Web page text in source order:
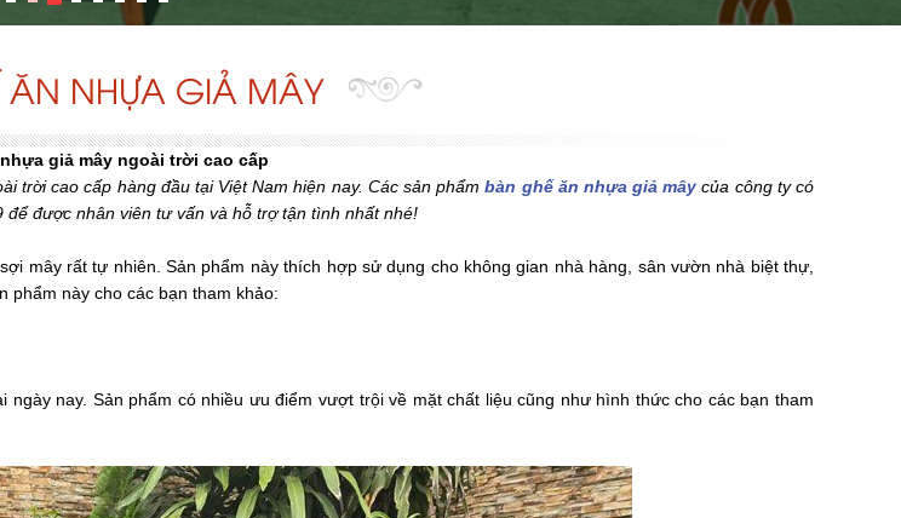
ĂN NHỰA GIẢ MÂY
giả mây ngoài trời cao cấp
trời cao cấp hàng đầu tại Việt Nam hiện nay. Các sản phẩmbàn ghế ăn nhựa giả mây của công ty có
để được nhân viên tư vấn và hỗ trợ tận tình nhất nhé!
mây rất tự nhiên. Sản phẩm này thích hợp sử dụng cho không gian nhà hàng, sân vườn nhà biệt thự,
phẩm này cho các bạn tham khảo:
nay. Sản phẩm có nhiều ưu điểm vượt trội về mặt chất liệu cũng như hình thức cho các bạn tham